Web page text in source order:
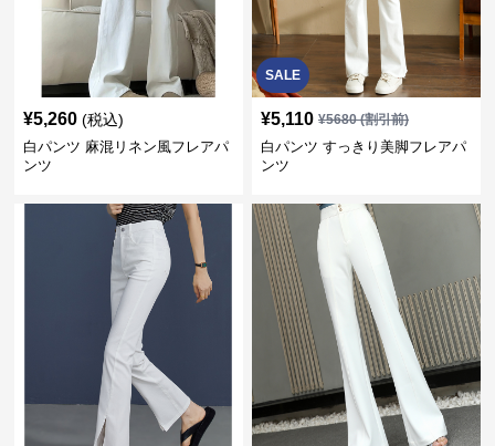
¥5,260 (税込)
白パンツ 麻混リネン風フレアパ
ンツ
SALE
¥5,110 ¥5680(割引前)
白パンツ すっきり美脚フレアパ
ンツ